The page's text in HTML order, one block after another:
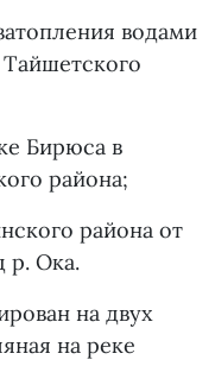
водами
Бирюса в
района;
района от
р. Ока.
на двух
на реке